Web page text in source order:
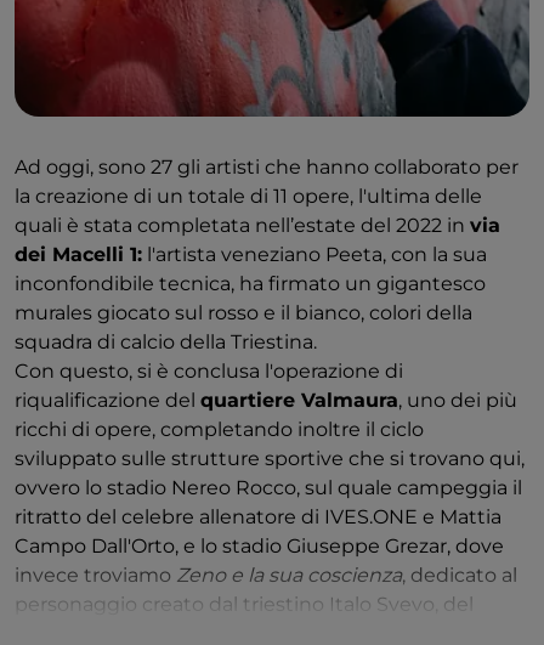
Ad oggi, sono 27 gli artisti che hanno collaborato per
la creazione di un totale di 11 opere, l'ultima delle
quali è stata completata nell’estate del 2022 in via
dei Macelli 1: l'artista veneziano Peeta, con la sua
inconfondibile tecnica, ha firmato un gigantesco
murales giocato sul rosso e il bianco, colori della
squadra di calcio della Triestina.
Con questo, si è conclusa l'operazione di
riqualificazione del quartiere Valmaura, uno dei più
ricchi di opere, completando inoltre il ciclo
sviluppato sulle strutture sportive che si trovano qui,
ovvero lo stadio Nereo Rocco, sul quale campeggia il
ritratto del celebre allenatore di IVES.ONE e Mattia
Campo Dall'Orto, e lo stadio Giuseppe Grezar, dove
invece troviamo Zeno e la sua coscienza, dedicato al
personaggio creato dal triestino Italo Svevo, del